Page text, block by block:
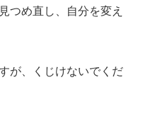
つめ直し、自分を変え
が、くじけないでくだ